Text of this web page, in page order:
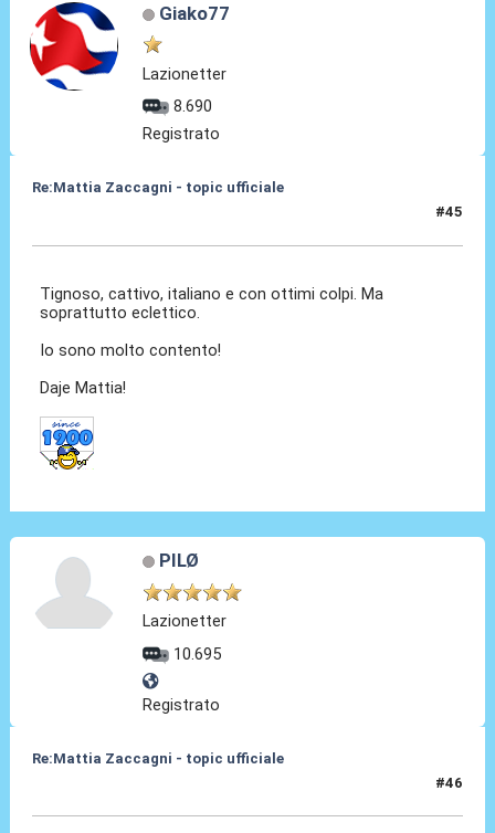
Giako77
Lazionetter
8.690
Registrato
Re:Mattia Zaccagni - topic ufficiale
#45
Tignoso, cattivo, italiano e con ottimi colpi. Ma
soprattutto eclettico.
Io sono molto contento!
Daje Mattia!
PILØ
Lazionetter
10.695
Registrato
Re:Mattia Zaccagni - topic ufficiale
#46